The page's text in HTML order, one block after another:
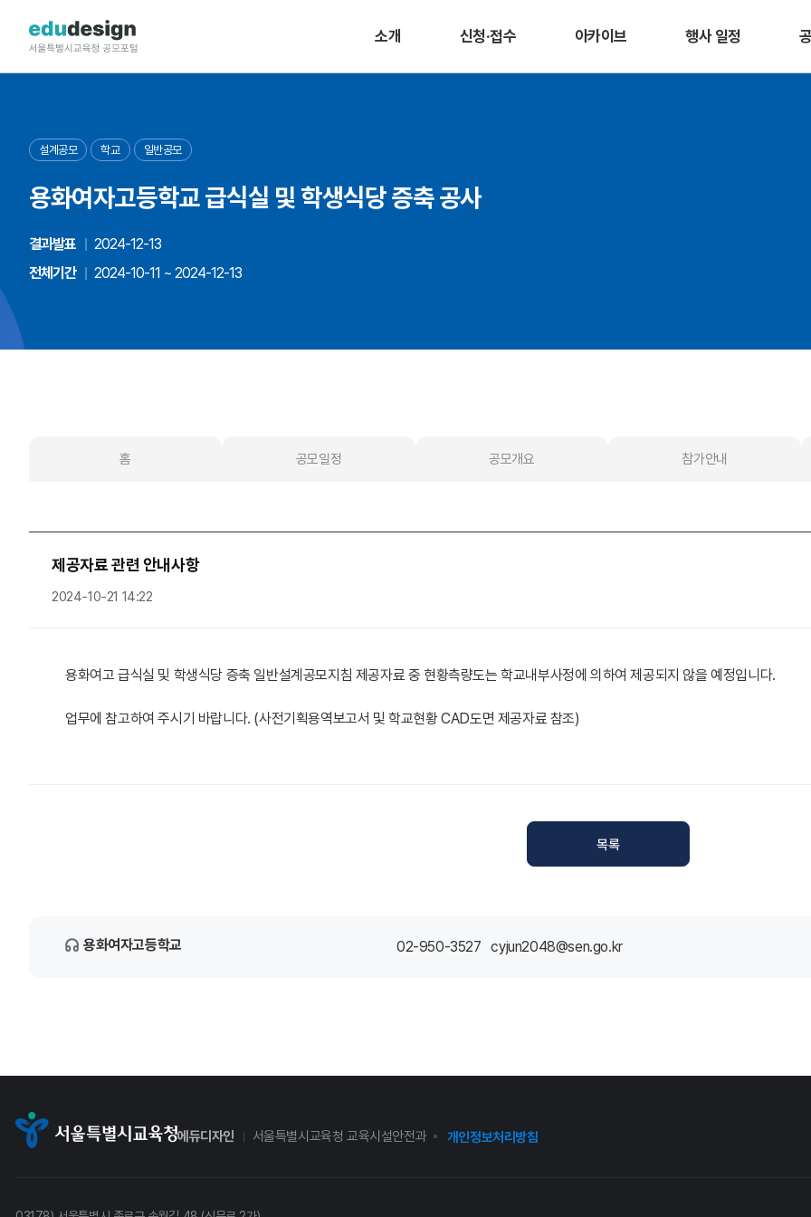
소개 신청·접수 아카이브 행사 일정
설계공모 학교 일반공모
용화여자고등학교 급식실 및 학생식당 증축 공사
결과발표
2024-12-13
전체기간
2024-10-11 ~ 2024-12-13
홈 공모일정 공모개요 참가안내
제공자료 관련 안내사항
2024-10-21 14:22
용화여고 급식실 및 학생식당 증축 일반설계공모지침 제공자료 중 현황측량도는 학교내부사정에 의하여 제공되지 않을 예정입니다.
업무에 참고하여 주시기 바랍니다. (사전기획용역보고서 및 학교현황 CAD도면 제공자료 참조)
목록
용화여자고등학교 02-950-3527 cyjun2048@sen.go.kr
에듀디자인 서울특별시교육청 교육시설안전과 개인정보처리방침